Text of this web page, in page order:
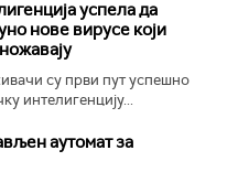
успела да
нове вирусе који
су први пут успешно
интелигенцију...
аутомат за